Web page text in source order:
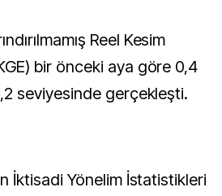
Reel Kesim
bir önceki aya göre 0,4
seviyesinde gerçekleşti.
İktisadi Yönelim İstatistikleri